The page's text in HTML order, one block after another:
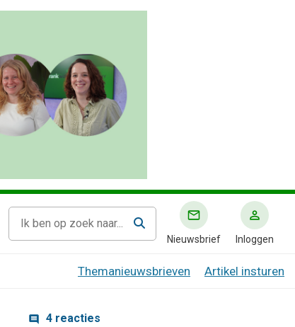
Nieuwsbrief Inloggen
Themanieuwsbrieven Artikel insturen
4 reacties